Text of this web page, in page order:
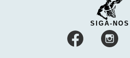
SIGA-NOS